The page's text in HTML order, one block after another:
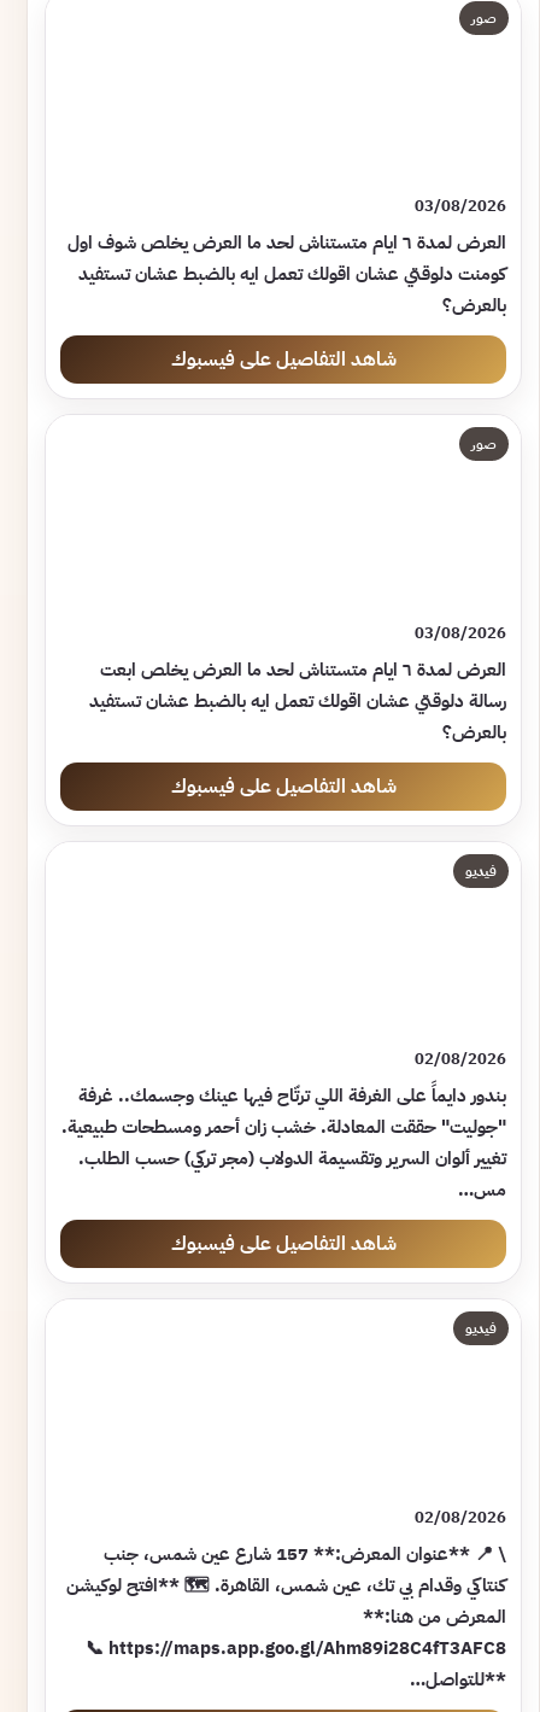
صور
03/08/2026
العرض لمدة ٦ ايام متستناش لحد ما العرض يخلص شوف اول
كومنت دلوقتي عشان اقولك تعمل ايه بالضبط عشان تستفيد
بالعرض؟
شاهد التفاصيل على فيسبوك
صور
03/08/2026
العرض لمدة ٦ ايام متستناش لحد ما العرض يخلص ابعت
رسالة دلوقتي عشان اقولك تعمل ايه بالضبط عشان تستفيد
بالعرض؟
شاهد التفاصيل على فيسبوك
فيديو
02/08/2026
بندور دايماً على الغرفة اللي ترتّاح فيها عينك وجسمك.. غرفة
"جوليت" حققت المعادلة. خشب زان أحمر ومسطحات طبيعية.
تغيير ألوان السرير وتقسيمة الدولاب (مجر تركي) حسب الطلب.
مس…
شاهد التفاصيل على فيسبوك
فيديو
02/08/2026
\ 📍 **عنوان المعرض:** 157 شارع عين شمس، جنب
كنتاكي وقدام بي تك، عين شمس، القاهرة. 🗺️ **افتح لوكيشن
المعرض من هنا:**
https://maps.app.goo.gl/Ahm89i28C4fT3AFC8 📞
**للتواصل…